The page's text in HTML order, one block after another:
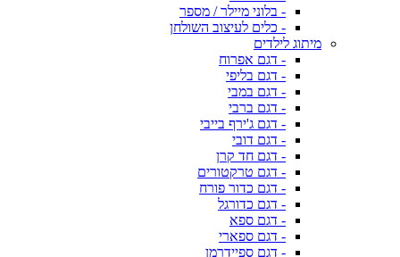
- בלוני מיילר / מספר
- כלים לעיצוב השולחן
מיתוג לילדים
- דגם אפרוח
- דגם בליפי
- דגם במבי
- דגם ברבי
- דגם ג'ירף בייבי
- דגם דובי
- דגם חד קרן
- דגם טרקטורים
- דגם כדור פורח
- דגם כדורגל
- דגם ספא
- דגם ספארי
- דגם ספיידרמן